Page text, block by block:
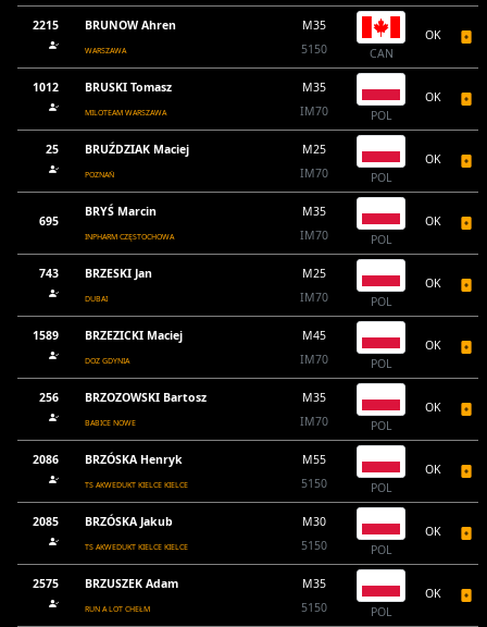
2215 BRUNOW Ahren
WARSZAWA
M35
5150
CAN
OK
1012 BRUSKI Tomasz
MILOTEAM WARSZAWA
M35
IM70
POL
OK
25 BRUŹDZIAK Maciej
POZNAŃ
M25
IM70
POL
OK
695
BRYŚ Marcin
INPHARM CZĘSTOCHOWA
M35
IM70
POL
OK
743 BRZESKI Jan
DUBAI
M25
IM70
POL
OK
1589 BRZEZICKI Maciej
DOZ GDYNIA
M45
IM70
POL
OK
256 BRZOZOWSKI Bartosz
BABICE NOWE
M35
IM70
POL
OK
2086 BRZÓSKA Henryk
TS AKWEDUKT KIELCE KIELCE
M55
5150
POL
OK
2085 BRZÓSKA Jakub
TS AKWEDUKT KIELCE KIELCE
M30
5150
POL
OK
2575 BRZUSZEK Adam
RUN A LOT CHEŁM
M35
5150
POL
OK